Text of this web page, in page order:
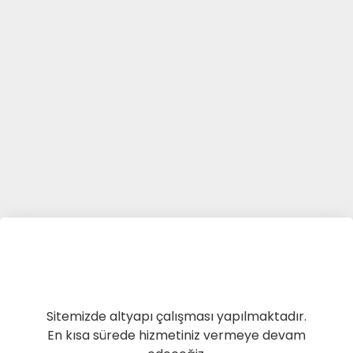
Sitemizde altyapı çalışması yapılmaktadır.
En kısa sürede hizmetiniz vermeye devam